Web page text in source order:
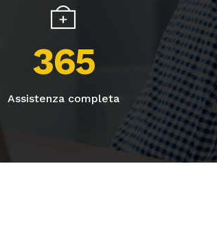
365
Assistenza completa